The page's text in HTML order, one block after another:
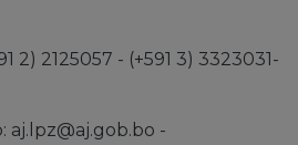
2) 2125057 - (+591 3) 3323031-
aj.lpz@aj.gob.bo -